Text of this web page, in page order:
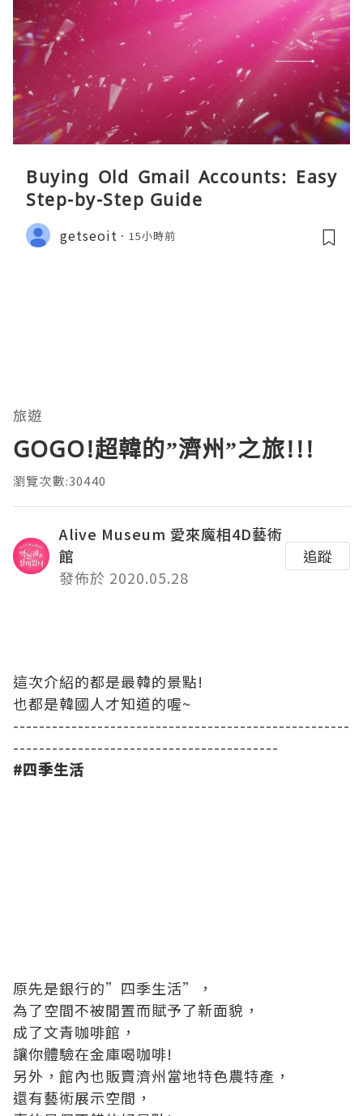
Buying Old Gmail Accounts: Easy
Step-by-Step Guide
getseoit 15小時前
旅遊
GOGO!超韓的”濟州”之旅!!!
瀏覽次數:30440
Alive Museum 愛來魔相4D藝術
館
發佈於 2020.05.28
追蹤
這次介紹的都是最韓的景點!
也都是韓國人才知道的喔~
----------------------------------------------------
-----------------------------------------
#四季生活
原先是銀行的”四季生活”，
為了空間不被閒置而賦予了新面貌，
成了文青咖啡館，
讓你體驗在金庫喝咖啡!
另外，館內也販賣濟州當地特色農特產，
還有藝術展示空間，